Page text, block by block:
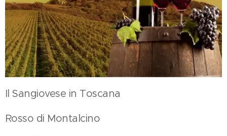
Il Sangiovese in Toscana
Rosso di Montalcino